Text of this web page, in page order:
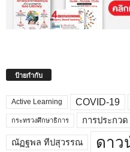
ป้ายกำกับ
Active Learning COVID-19
กระทรวงศึกษาธิการ การประกวด
ณัฏฐพล ทีปสุวรรณ ดาว